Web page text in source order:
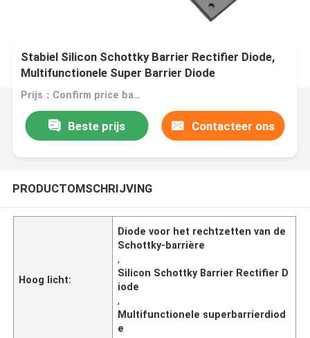
Stabiel Silicon Schottky Barrier Rectifier Diode,
Multifunctionele Super Barrier Diode
Prijs：Confirm price based on product
Beste prijs Contacteer ons
PRODUCTOMSCHRIJVING
Hoog licht:
Diode voor het rechtzetten van de
Schottky-barrière
,
Silicon Schottky Barrier Rectifier D
iode
,
Multifunctionele superbarrierdiod
e